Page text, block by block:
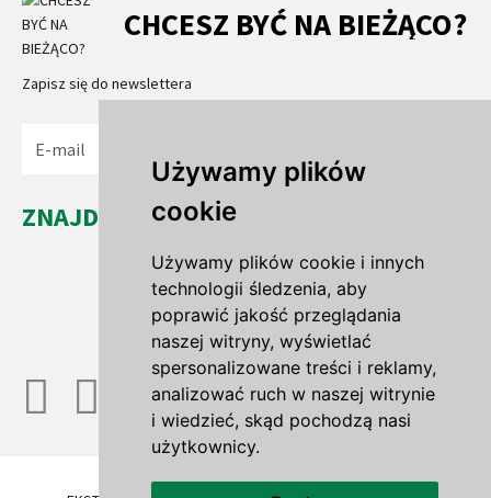
Używamy plików
cookie
Używamy plików cookie i innych
technologii śledzenia, aby
poprawić jakość przeglądania
naszej witryny, wyświetlać
spersonalizowane treści i reklamy,
analizować ruch w naszej witrynie
i wiedzieć, skąd pochodzą nasi
użytkownicy.
CHCESZ BYĆ NA BIEŻĄCO?
Zapisz się do newslettera
ZNAJDŹ NAS...
Leszno Dolne 35a
67-321 Leszno Górne
woj. lubuskie